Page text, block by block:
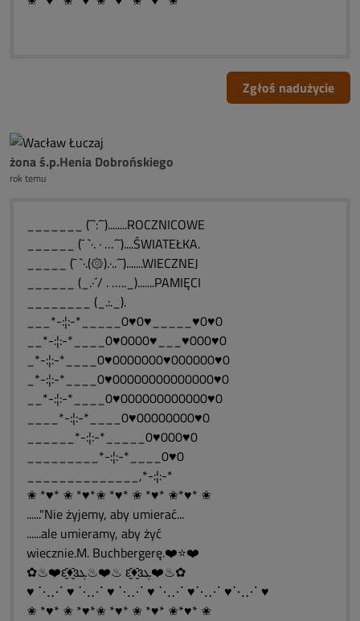
Zgłoś nadużycie
żona ś.p.Henia Dobrońskiego
rok temu
_______ (¯`:´¯)........ROCZNICOWE
______ (¯ `·. · …´¯)....ŚWIATEŁKA.
_____ (¯ `·.(۞).·..´¯).......WIECZNEJ
______ (_.·´/ . ….._).......PAMIĘCI
________ (_.:._).
___*-:¦:-*_____0♥0♥_____♥0♥0
__*-:¦:-*____0♥0000♥___♥000♥0
_*-:¦:-*____0♥0000000♥000000♥0
_*-:¦:-*____0♥00000000000000♥0
__*-:¦:-*____0♥000000000000♥0
____*-:¦:-*____0♥00000000♥0
______*-:¦:-*_____0♥000♥0
_________*-:¦:-*____0♥0
______________,*-:¦:-*
✬ *♥* ✬ *♥*✬ *♥* ✬ *♥* ✬*♥* ✬
......"Nie żyjemy, aby umierać...
......ale umieramy, aby żyć
wiecznie.M. Buchbergerę.❤️⭐❤️
✿♨❤️ԑ̮̑♦̮̑ɜܓ♨❤️♨ ԑ̮̑♦̮̑ɜܓ❤️♨✿
♥ ⋱⋰ ♥ ⋱⋰ ♥ ⋱⋰ ♥ ⋱⋰ ♥⋱⋰ ♥⋱⋰ ♥
✬ *♥* ✬ *♥*✬ *♥* ✬ *♥* ✬*♥* ✬